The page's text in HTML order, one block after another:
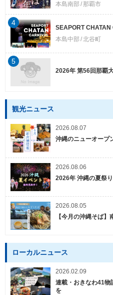
本島南部
那覇市
SEAPORT
本島中部 北谷町
4
2026年 第56回那覇
5
観光ニュース
2026.08.07
沖縄のニューオープ
2026.08.06
2026年 沖縄の夏祭
2026.08.05
【今月の沖縄そば
ローカルニュース
2026.02.09
連載・おきなわ41物
を